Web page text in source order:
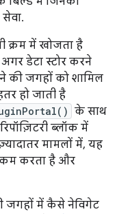
सेवा.
क्रम में खोजता है
डेटा स्टोर करने
की जगहों को शामिल
हो जाती है
के साथ
ब्लॉक में
मामलों में, यह
कम करता है और
जगहों में कैसे नेविगेट